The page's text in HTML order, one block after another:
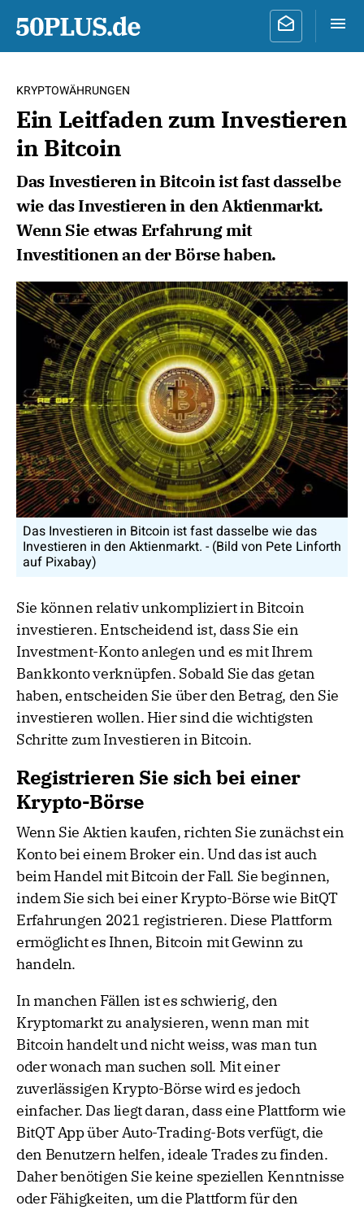
KRYPTOWÄHRUNGEN
Ein Leitfaden zum Investieren
in Bitcoin
Das Investieren in Bitcoin ist fast dasselbe
wie das Investieren in den Aktienmarkt.
Wenn Sie etwas Erfahrung mit
Investitionen an der Börse haben.
Das Investieren in Bitcoin ist fast dasselbe wie das
Investieren in den Aktienmarkt. - (Bild von Pete Linforth
auf Pixabay)
Sie können relativ unkompliziert in Bitcoin
investieren. Entscheidend ist, dass Sie ein
Investment-Konto anlegen und es mit Ihrem
Bankkonto verknüpfen. Sobald Sie das getan
haben, entscheiden Sie über den Betrag, den Sie
investieren wollen. Hier sind die wichtigsten
Schritte zum Investieren in Bitcoin.
Registrieren Sie sich bei einer
Krypto-Börse
Wenn Sie Aktien kaufen, richten Sie zunächst ein
Konto bei einem Broker ein. Und das ist auch
beim Handel mit Bitcoin der Fall. Sie beginnen,
indem Sie sich bei einer Krypto-Börse wie BitQT
Erfahrungen 2021 registrieren. Diese Plattform
ermöglicht es Ihnen, Bitcoin mit Gewinn zu
handeln.
In manchen Fällen ist es schwierig, den
Kryptomarkt zu analysieren, wenn man mit
Bitcoin handelt und nicht weiss, was man tun
oder wonach man suchen soll. Mit einer
zuverlässigen Krypto-Börse wird es jedoch
einfacher. Das liegt daran, dass eine Plattform wie
BitQT App über Auto-Trading-Bots verfügt, die
den Benutzern helfen, ideale Trades zu finden.
Daher benötigen Sie keine speziellen Kenntnisse
oder Fähigkeiten, um die Plattform für den